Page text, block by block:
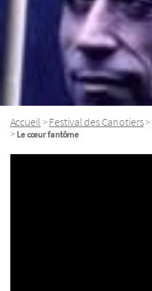
Accueil >Festival des Canotiers>
>Le cœur fantôme